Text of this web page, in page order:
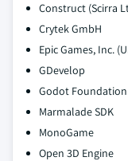
Construct (Scirra
Crytek GmbH
Epic Games, Inc.
GDevelop
Godot Foundation
Marmalade SDK
MonoGame
Open 3D Engine